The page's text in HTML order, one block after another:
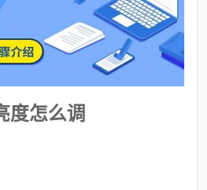
度怎么调